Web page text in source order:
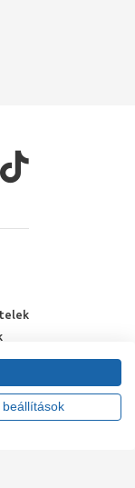
beállítások